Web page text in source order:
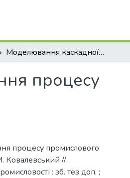
Моделювання каскадної системи регулювання процесу промислового генератора ацетилену
процесу
процесу промислового
Ковалевський //
: зб. тез доп. ;